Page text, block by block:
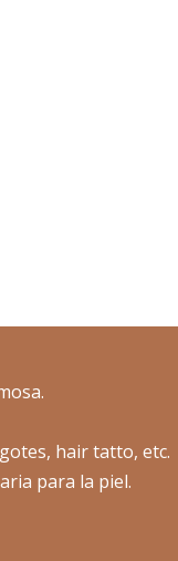
hair tatto, etc.
para la piel.